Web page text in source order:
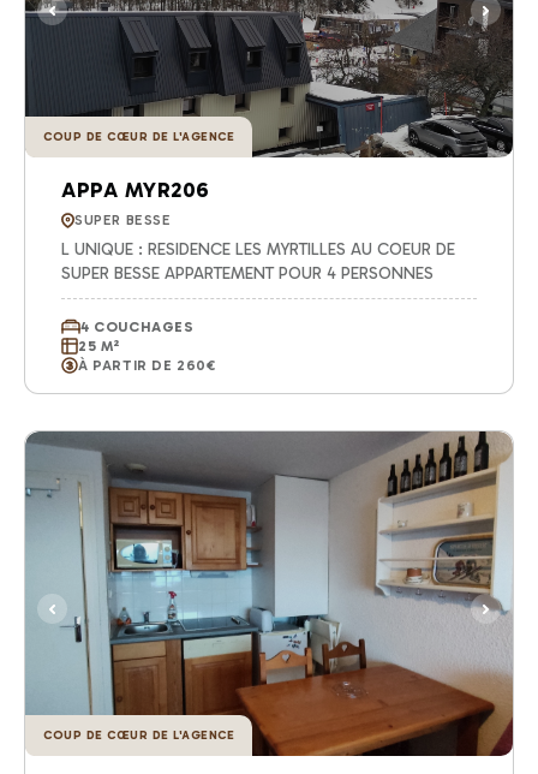
COUP DE CŒUR DE L'AGENCE
APPA MYR206
SUPER BESSE
L UNIQUE : RESIDENCE LES MYRTILLES AU COEUR DE
SUPER BESSE APPARTEMENT POUR 4 PERSONNES
4 COUCHAGES
25 M²
À PARTIR DE 260€
COUP DE CŒUR DE L'AGENCE